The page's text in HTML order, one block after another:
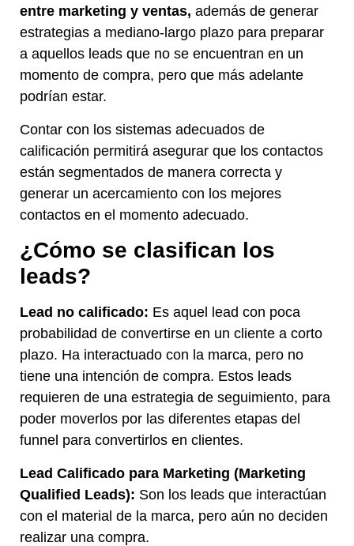
entre marketing y ventas, además de generar
estrategias a mediano-largo plazo para preparar
a aquellos leads que no se encuentran en un
momento de compra, pero que más adelante
podrían estar.
Contar con los sistemas adecuados de
calificación permitirá asegurar que los contactos
están segmentados de manera correcta y
generar un acercamiento con los mejores
contactos en el momento adecuado.
¿Cómo se clasifican los
leads?
Lead no calificado: Es aquel lead con poca
probabilidad de convertirse en un cliente a corto
plazo. Ha interactuado con la marca, pero no
tiene una intención de compra. Estos leads
requieren de una estrategia de seguimiento, para
poder moverlos por las diferentes etapas del
funnel para convertirlos en clientes.
Lead Calificado para Marketing (Marketing
Qualified Leads): Son los leads que interactúan
con el material de la marca, pero aún no deciden
realizar una compra.